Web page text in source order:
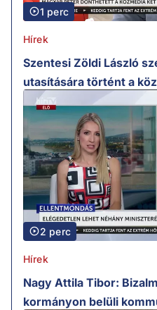
1 perc
Hírek
Szentesi Zöldi László
utasítására történt a
2 perc
Hírek
Nagy Attila Tibor:
kormányon belüli